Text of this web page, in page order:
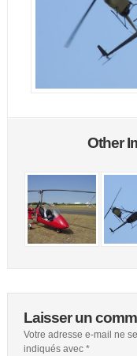
Other
Laisser un
Votre adresse e-mail ne
indiqués avec *